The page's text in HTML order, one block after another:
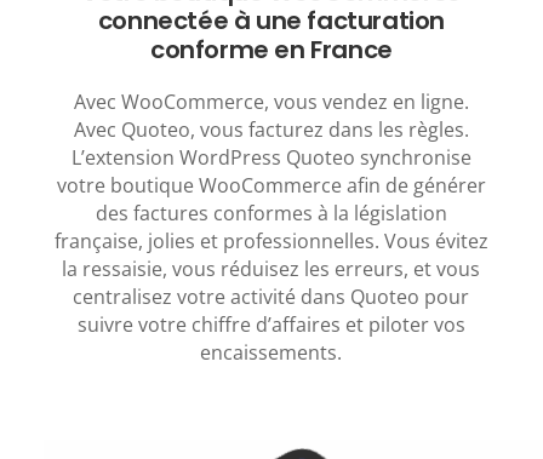
connectée à une facturation
conforme en France
Avec WooCommerce, vous vendez en ligne.
Avec Quoteo, vous facturez dans les règles.
L’extension WordPress Quoteo synchronise
votre boutique WooCommerce afin de générer
des factures conformes à la législation
française, jolies et professionnelles. Vous évitez
la ressaisie, vous réduisez les erreurs, et vous
centralisez votre activité dans Quoteo pour
suivre votre chiffre d’affaires et piloter vos
encaissements.